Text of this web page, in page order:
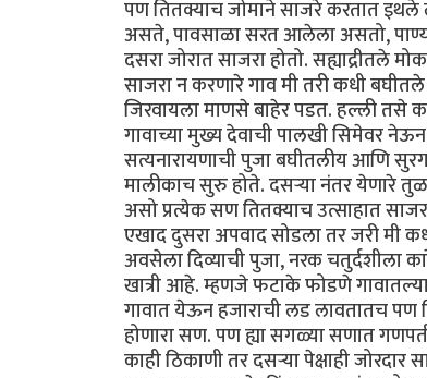
पण तितक्याच जोमाने साजरे करतात
असते, पावसाळा सरत आलेला असतो,
दसरा जोरात साजरा होतो.
साजरा न करणारे गाव मी तरी कधी
जिरवायला माणसे बाहेर पडत. हल्ली तसे
गावाच्या मुख्य देवाची पालखी सिमेवर
सत्यनारायणाची पुजा बघीतलीय आणि
मालीकाच सुरु होते. दसर्‍या नंतर येणारे
असो प्रत्येक सण तितक्याच उत्साहात
एखाद दुसरा अपवाद सोडला तर जरी मी
अवसेला दिव्याची पुजा, नरक चतुर्दशीला
खात्री आहे. म्हणजे फटाके फोडणे
गावात येऊन हजाराची लड लावतातच पण
होणारा सण. पण ह्या सगळ्या सणात
काही ठिकाणी तर दसर्‍या पेक्षाही